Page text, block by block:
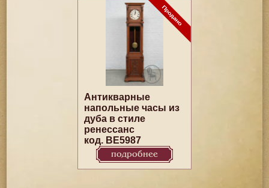
Антикварные
напольные часы из
дуба в стиле
ренессанс
код. BE5987
подробнее